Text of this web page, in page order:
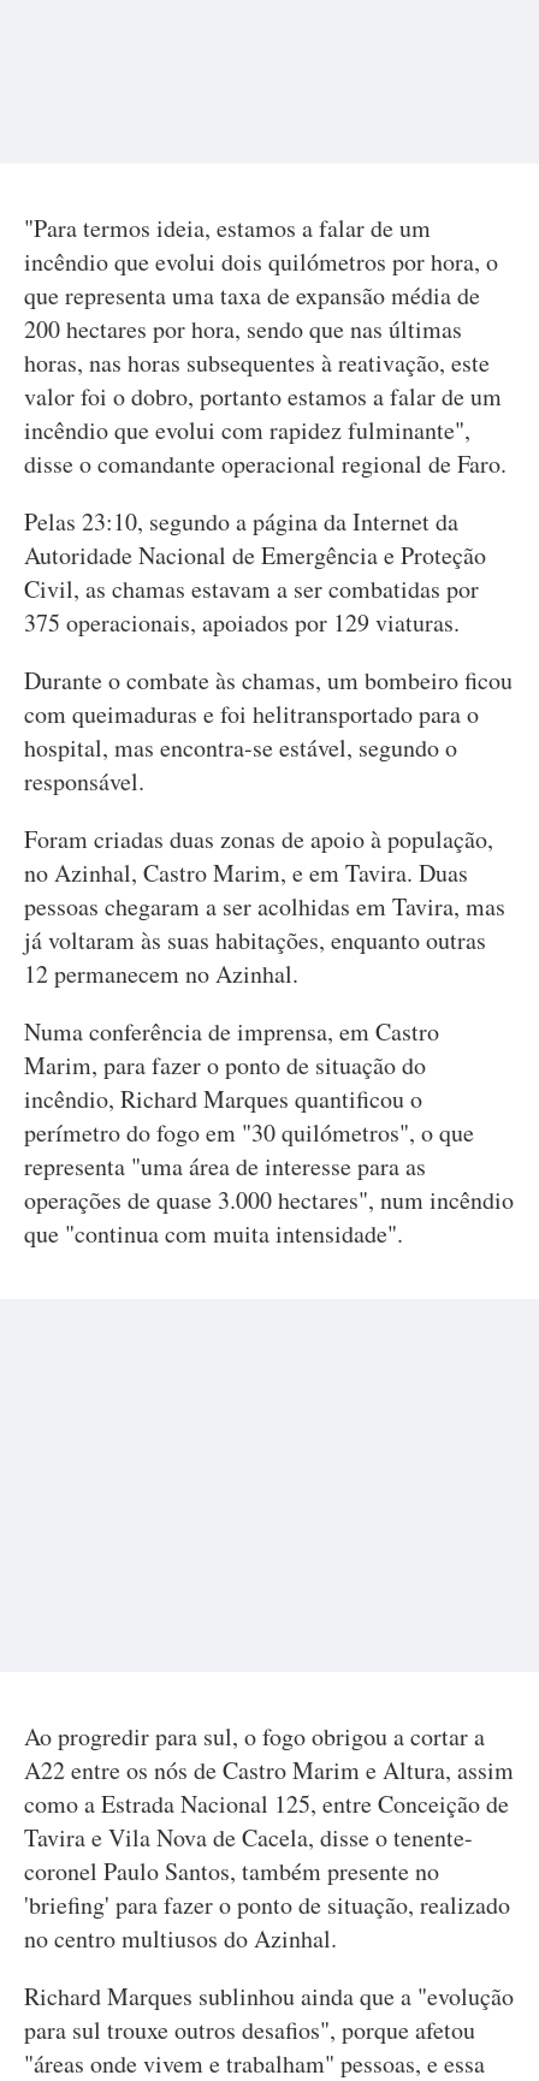
"Para termos ideia, estamos a falar de um
incêndio que evolui dois quilómetros por hora, o
que representa uma taxa de expansão média de
200 hectares por hora, sendo que nas últimas
horas, nas horas subsequentes à reativação, este
valor foi o dobro, portanto estamos a falar de um
incêndio que evolui com rapidez fulminante",
disse o comandante operacional regional de Faro.
Pelas 23:10, segundo a página da Internet da
Autoridade Nacional de Emergência e Proteção
Civil, as chamas estavam a ser combatidas por
375 operacionais, apoiados por 129 viaturas.
Durante o combate às chamas, um bombeiro ficou
com queimaduras e foi helitransportado para o
hospital, mas encontra-se estável, segundo o
responsável.
Foram criadas duas zonas de apoio à população,
no Azinhal, Castro Marim, e em Tavira. Duas
pessoas chegaram a ser acolhidas em Tavira, mas
já voltaram às suas habitações, enquanto outras
12 permanecem no Azinhal.
Numa conferência de imprensa, em Castro
Marim, para fazer o ponto de situação do
incêndio, Richard Marques quantificou o
perímetro do fogo em "30 quilómetros", o que
representa "uma área de interesse para as
operações de quase 3.000 hectares", num incêndio
que "continua com muita intensidade".
Ao progredir para sul, o fogo obrigou a cortar a
A22 entre os nós de Castro Marim e Altura, assim
como a Estrada Nacional 125, entre Conceição de
Tavira e Vila Nova de Cacela, disse o tenente-
coronel Paulo Santos, também presente no
'briefing' para fazer o ponto de situação, realizado
no centro multiusos do Azinhal.
Richard Marques sublinhou ainda que a "evolução
para sul trouxe outros desafios", porque afetou
"áreas onde vivem e trabalham" pessoas, e essa